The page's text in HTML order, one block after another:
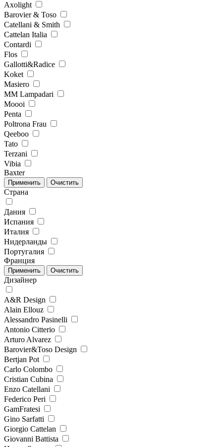
Axolight
Barovier & Toso
Catellani & Smith
Cattelan Italia
Contardi
Flos
Gallotti&Radice
Koket
Masiero
MM Lampadari
Moooi
Penta
Poltrona Frau
Qeeboo
Tato
Terzani
Vibia
Baxter
Страна
Дания
Испания
Италия
Нидерланды
Португалия
Франция
Дизайнер
A&R Design
Alain Ellouz
Alessandro Pasinelli
Antonio Citterio
Arturo Alvarez
Barovier&Toso Design
Bertjan Pot
Carlo Colombo
Cristian Cubina
Enzo Catellani
Federico Peri
GamFratesi
Gino Sarfatti
Giorgio Cattelan
Giovanni Battista